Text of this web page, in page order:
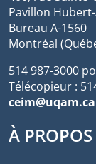
Pavillon
Bureau A-1560
Montréal
514 987-3000
Télécopieur :
ceim@uqam.ca
À PROPOS